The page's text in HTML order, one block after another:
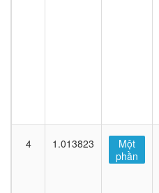
4 1.013823
Một
phần